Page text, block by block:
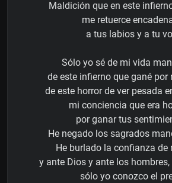
Maldición que en este
me retuerce
a tus labios y a tu
Sólo yo sé de mi vida
de este infierno que gané por
de este horror de ver pesada
mi conciencia que era
por ganar tus
He negado los sagrados
He burlado la confianza de
y ante Dios y ante los hombres,
sólo yo conozco el